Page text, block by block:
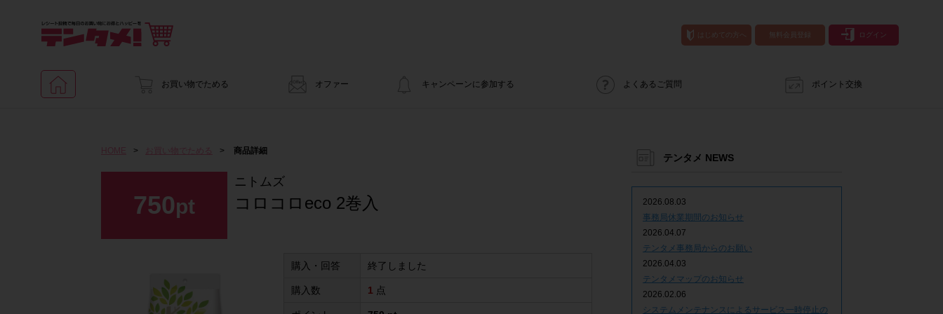
はじめての方へ 無料会員登録 ログイン
お買い物でためる オファー キャンペーンに参加する よくあるご質問 ポイント交換
HOME > お買い物でためる > 商品詳細
750pt
ニトムズ
コロコロeco 2巻入
購入・回答 終了しました
購入数 1 点
テンタメ NEWS
2026.08.03
事務局休業期間のお知らせ
2026.04.07
テンタメ事務局からのお願い
2026.04.03
テンタメマップのお知らせ
2026.02.06
システムメンテナンスによるサービス一時停止の